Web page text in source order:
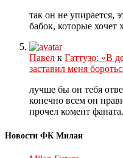
так он не упирается,
бабок, которые хочет
Павел к Гаттузо: «В
заставил меня
лучше бы он тебя
конечно всем он
прочел комент
Новости ФК Милан